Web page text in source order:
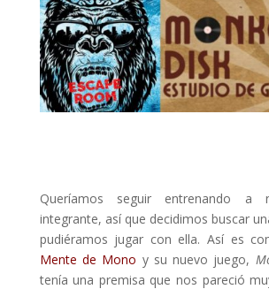
Queríamos seguir entrenando a
integrante, así que decidimos buscar
pudiéramos jugar con ella. Así es
Mente de Mono y su nuevo juego,
tenía una premisa que nos pareció